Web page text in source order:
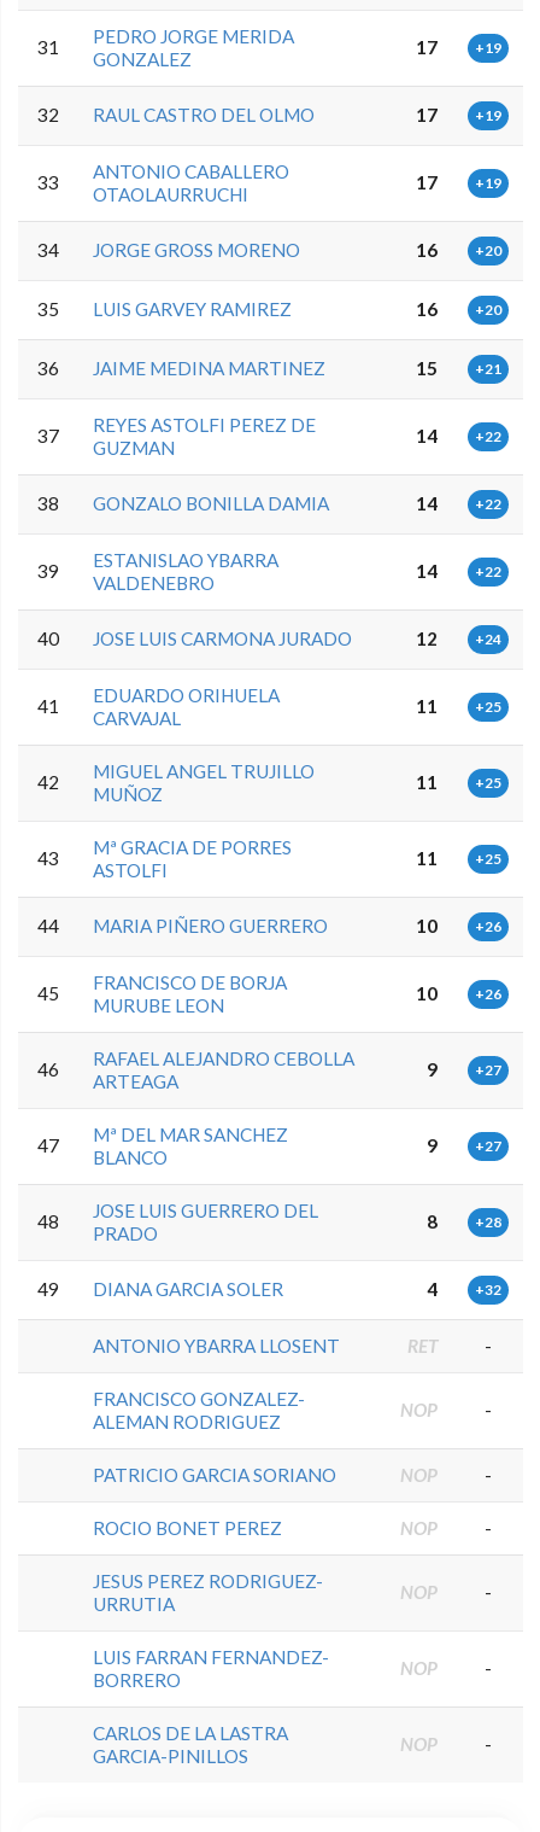
31
PEDRO JORGE MERIDA
GONZALEZ
17 +19
32 RAUL CASTRO DEL OLMO 17 +19
33
ANTONIO CABALLERO
OTAOLAURRUCHI
17 +19
34 JORGE GROSS MORENO 16 +20
35 LUIS GARVEY RAMIREZ 16 +20
36 JAIME MEDINA MARTINEZ 15 +21
37
REYES ASTOLFI PEREZ DE
GUZMAN
14 +22
38 GONZALO BONILLA DAMIA 14 +22
39
ESTANISLAO YBARRA
VALDENEBRO
14 +22
40 JOSE LUIS CARMONA JURADO 12 +24
41
EDUARDO ORIHUELA
CARVAJAL
11 +25
42
MIGUEL ANGEL TRUJILLO
MUÑOZ
11 +25
43
Mª GRACIA DE PORRES
ASTOLFI
11 +25
44 MARIA PIÑERO GUERRERO 10 +26
45
FRANCISCO DE BORJA
MURUBE LEON
10 +26
46
RAFAEL ALEJANDRO CEBOLLA
ARTEAGA
9 +27
47
Mª DEL MAR SANCHEZ
BLANCO
9 +27
48
JOSE LUIS GUERRERO DEL
PRADO
8 +28
49 DIANA GARCIA SOLER 4 +32
ANTONIO YBARRA LLOSENT RET -
FRANCISCO GONZALEZ-
ALEMAN RODRIGUEZ
NOP -
PATRICIO GARCIA SORIANO NOP -
ROCIO BONET PEREZ NOP -
JESUS PEREZ RODRIGUEZ-
URRUTIA
NOP -
LUIS FARRAN FERNANDEZ-
BORRERO
NOP -
CARLOS DE LA LASTRA
GARCIA-PINILLOS
NOP -